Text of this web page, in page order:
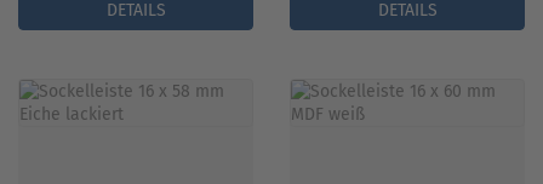
DETAILS DETAILS